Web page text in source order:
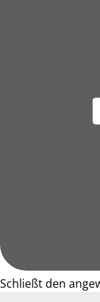
Schließt den